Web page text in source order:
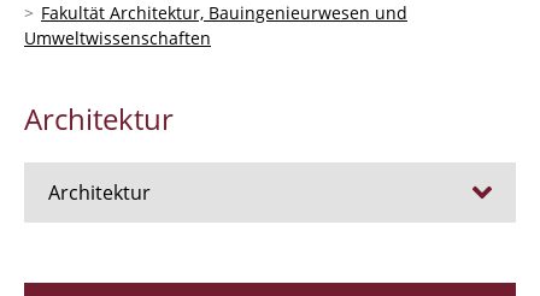
Fakultät Architektur, Bauingenieurwesen und
Umweltwissenschaften
Architektur
Architektur